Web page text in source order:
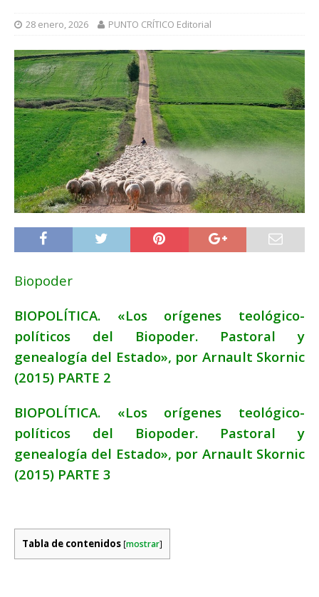
28 enero, 2026 PUNTO CRÍTICO Editorial
Biopoder
BIOPOLÍTICA. «Los orígenes teológico-
políticos del Biopoder. Pastoral y
genealogía del Estado», por Arnault Skornic
(2015) PARTE 2
BIOPOLÍTICA. «Los orígenes teológico-
políticos del Biopoder. Pastoral y
genealogía del Estado», por Arnault Skornic
(2015) PARTE 3
Tabla de contenidos [mostrar]